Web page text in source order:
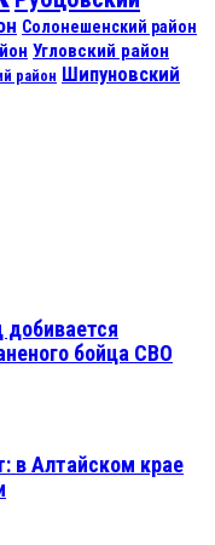
Солонешенский район
Угловский район
район Шипуновский
добивается
бойца СВО
в Алтайском крае